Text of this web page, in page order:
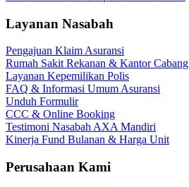
Layanan Nasabah
Pengajuan Klaim Asuransi
Rumah Sakit Rekanan & Kantor Cabang
Layanan Kepemilikan Polis
FAQ & Informasi Umum Asuransi
Unduh Formulir
CCC & Online Booking
Testimoni Nasabah AXA Mandiri
Kinerja Fund Bulanan & Harga Unit
Perusahaan Kami